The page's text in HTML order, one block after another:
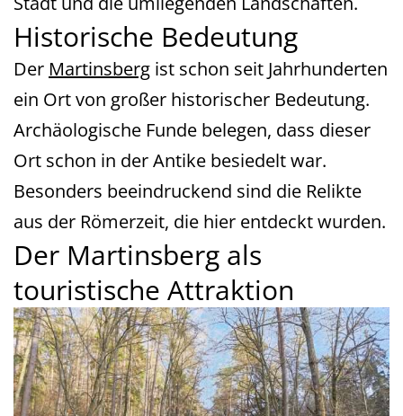
Historische Bedeutung
Der Martinsberg ist schon seit Jahrhunderten
ein Ort von großer historischer Bedeutung.
Archäologische Funde belegen, dass dieser
Ort schon in der Antike besiedelt war.
Besonders beeindruckend sind die Relikte
aus der Römerzeit, die hier entdeckt wurden.
Der Martinsberg als
touristische Attraktion